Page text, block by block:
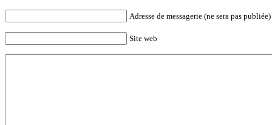
Adresse de messagerie (ne sera pas
Site web